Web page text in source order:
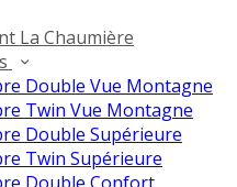
La Chaumière
Double Vue Montagne
Twin Vue Montagne
Double Supérieure
Twin Supérieure